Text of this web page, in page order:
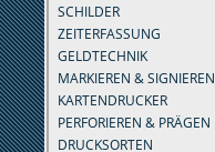
SCHILDER
ZEITERFASSUNG
GELDTECHNIK
MARKIEREN & SIGNIEREN
KARTENDRUCKER
PERFORIEREN & PRÄGEN
DRUCKSORTEN